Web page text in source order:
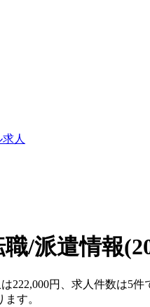
人
/派遣情報
222,000円、求人件数は5件
す。